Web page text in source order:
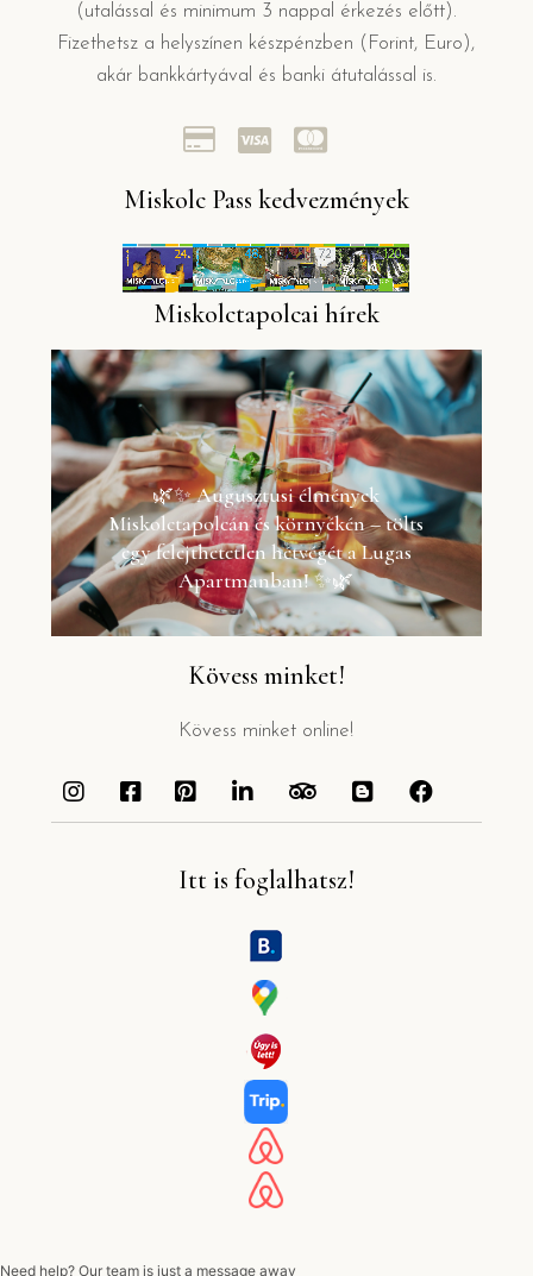
(utalással és minimum 3 nappal érkezés előtt).
Fizethetsz a helyszínen készpénzben (Forint, Euro),
akár bankkártyával és banki átutalással is.
Miskolc Pass kedvezmények
Miskolctapolcai hírek
🌿✨ Augusztusi élmények
Miskolctapolcán és környékén – tölts
egy felejthetetlen hétvégét a Lugas
Apartmanban! ✨🌿
Kövess minket!
Kövess minket online!
Itt is foglalhatsz!
Need help? Our team is just a message away